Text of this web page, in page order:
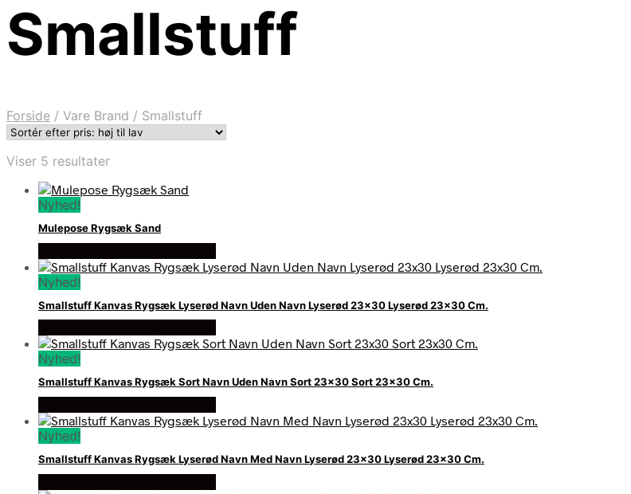
Smallstuff
Forside / Vare Brand / Smallstuff
Viser 5 resultaterSorteret
pris:
til
lav
Nyhed!
Mulepose Rygsæk Sand
Nyhed!
Smallstuff Kanvas Rygsæk Lyserød Navn Uden Navn Lyserød 23×30 Lyserød 23×30 Cm.
Nyhed!
Smallstuff Kanvas Rygsæk Sort Navn Uden Navn Sort 23×30 Sort 23×30 Cm.
Nyhed!
Smallstuff Kanvas Rygsæk Lyserød Navn Med Navn Lyserød 23×30 Lyserød 23×30 Cm.